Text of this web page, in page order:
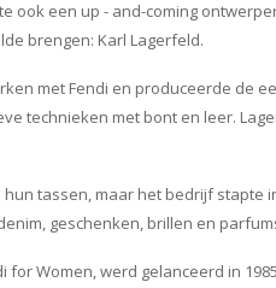
ook een up - and-coming
brengen: Karl Lagerfeld.
met Fendi en produceerde de
technieken met bont en leer.
tassen, maar het bedrijf stapte
geschenken, brillen en
for Women, werd gelanceerd in